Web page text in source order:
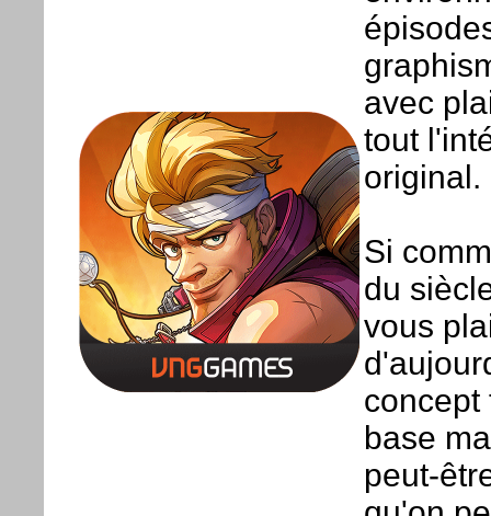
avec
tout
original.
Si
du
vous
concept
base
peut-